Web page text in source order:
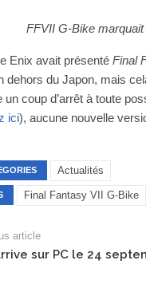
FFVII G-Bike
Enix avait présenté Final
dehors du Japon, mais
un coup d’arrêt à toute
ici), aucune nouvelle
Actualités
Final Fantasy VII G-Bike
article
sur PC le 24